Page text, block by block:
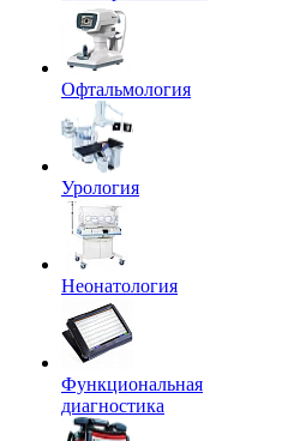
Офтальмология
Урология
Неонатология
Функциональная
диагностика